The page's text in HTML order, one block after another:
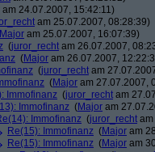
am 24.07.2007, 15:42:11)
am 25.07.2007, 08:28:39)
Major am 25.07.2007, 16:07:39)
(juror_recht am 26.07.2007,
(Major am 26.07.2007,
(juror_recht am
(Major am 27.07.2007,
Immofinanz (juror_recht am
Immofinanz (Major am
Immofinanz (juror_recht
Re(15): Immofinanz (Major am
Re(15): Immofinanz (Major am